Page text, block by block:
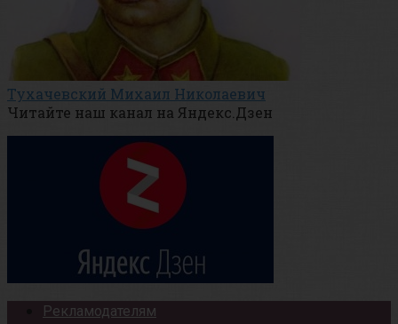
Тухачевский Михаил Николаевич
Читайте наш канал на Яндекс.Дзен
Рекламодателям